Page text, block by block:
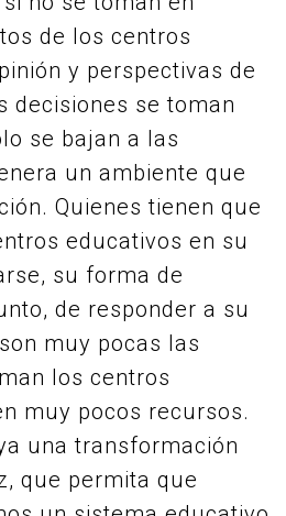
de los centros
y perspectivas de
decisiones se toman
se bajan a las
un ambiente que
Quienes tienen que
educativos en su
su forma de
de responder a su
muy pocas las
los centros
muy pocos recursos.
una transformación
que permita que